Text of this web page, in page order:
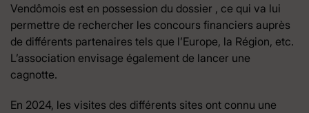
Vendômois est en possession du dossier , ce qui va lui
permettre de rechercher les concours financiers auprès
de différents partenaires tels que l’Europe, la Région, etc.
L’association envisage également de lancer une
cagnotte.
En 2024, les visites des différents sites ont connu une